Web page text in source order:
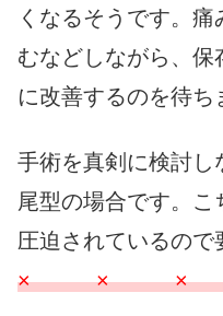
くなるそうです。
むなどしながら、保
に改善するのを待ち
手術を真剣に検討し
尾型の場合です。
圧迫されているので
× ×